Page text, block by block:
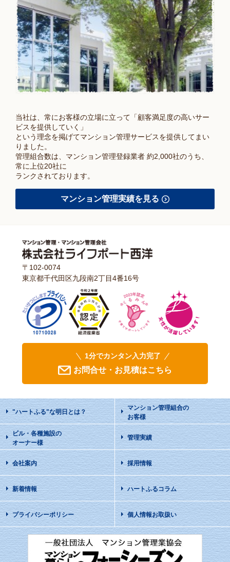
当社は、常にお客様の立場に立って「顧客満足度の高いサー
ビスを提供していく」
という理念を掲げてマンション管理サービスを提供してまい
りました。
管理組合数は、マンション管理登録業者 約2,000社のうち、
常に上位20社に
ランクされております。
マンション管理実績を見る
〒102-0074
東京都千代田区九段南2丁目4番16号
1分でカンタン入力完了
お問合せ・お見積はこちら
"ハートふる"な明日 とは？
マンション管理組合の
お客様
ビル・各種施設の
オーナー様
管理実績
会社案内 採用情報
新着情報 ハートふるコラム
プライバシーポリシー 個人情報お取扱い